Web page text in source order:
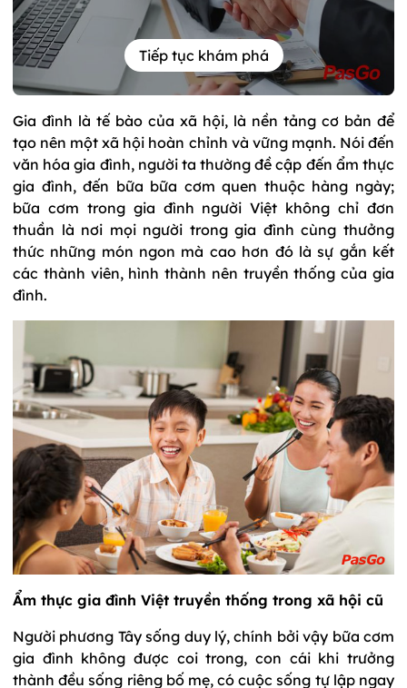
Tiếp tục khám phá
Gia đình là tế bào của xã hội, là nền tảng cơ bản để
tạo nên một xã hội hoàn chỉnh và vững mạnh. Nói đến
văn hóa gia đình, người ta thường đề cập đến ẩm thực
gia đình, đến bữa bữa cơm quen thuộc hàng ngày;
bữa cơm trong gia đình người Việt không chỉ đơn
thuần là nơi mọi người trong gia đình cùng thưởng
thức những món ngon mà cao hơn đó là sự gắn kết
các thành viên, hình thành nên truyền thống của gia
đình.
Ẩm thực gia đình Việt truyền thống trong xã hội cũ
Người phương Tây sống duy lý, chính bởi vậy bữa cơm
gia đình không được coi trong, con cái khi trưởng
thành đều sống riêng bố mẹ, có cuộc sống tự lập ngay